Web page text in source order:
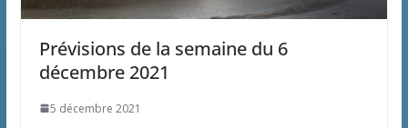
Prévisions de la semaine du 6
décembre 2021
5 décembre 2021